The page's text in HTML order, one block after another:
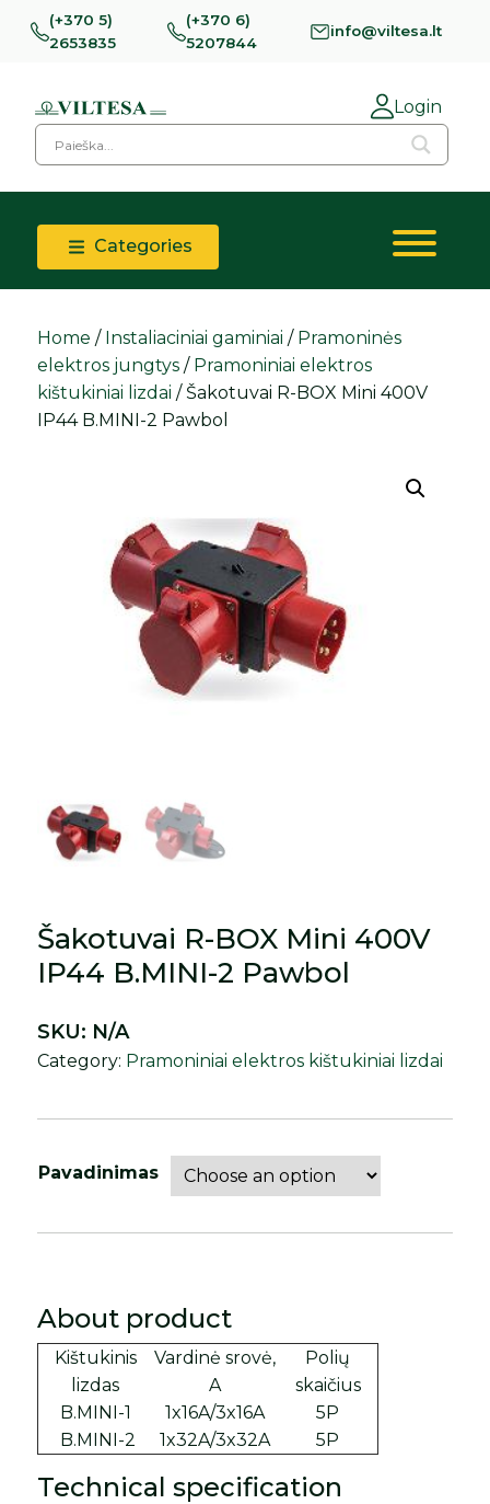
(+370 5)
2653835
(+370 6)
5207844
info@viltesa.lt
Login
Categories
Home / Instaliaciniai gaminiai / Pramoninės
elektros jungtys / Pramoniniai elektros
kištukiniai lizdai / Šakotuvai R-BOX Mini 400V
IP44 B.MINI-2 Pawbol
Šakotuvai R-BOX Mini 400V
IP44 B.MINI-2 Pawbol
Pavadinimas
SKU: N/A
Category: Pramoniniai elektros kištukiniai lizdai
About product
Kištukinis
lizdas
Vardinė srovė,
A
Polių
skaičius
B.MINI-1
1x16A/3x16A
5P
B.MINI-2
1x32A/3x32A 5P
Technical specification